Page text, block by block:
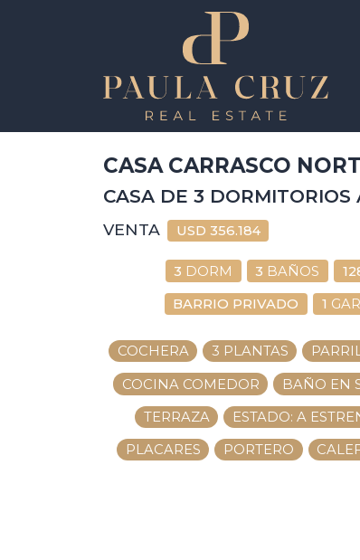
CASA CARRASCO
CASA DE 3 DORMITORIOS
VENTA USD 356.184
3 DORM 3 BAÑOS
BARRIO PRIVADO 1
COCHERA 3 PLANTAS
COCINA COMEDOR BAÑO EN
TERRAZA ESTADO: A
PLACARES PORTERO